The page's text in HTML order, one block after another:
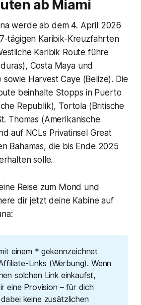
ab Miami
werde ab dem 4. April 2026
tägigen Karibik-Kreuzfahrten
Karibik Route führe
Costa Maya und
Harvest Caye (Belize). Die
beinhalte Stopps in Puerto
Republik), Tortola (Britische
Thomas (Amerikanische
auf NCLs Privatinsel Great
Bahamas, die bis Ende 2025
solle.
Reise zum Mond und
dir jetzt deine Kabine auf
einem * gekennzeichnet
Links (Werbung). Wenn
solchen Link einkaufst,
eine Provision – für dich
keine zusätzlichen